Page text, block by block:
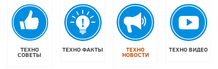
ТЕХНО
СОВЕТЫ
ТЕХНО ФАКТЫ ТЕХНО
НОВОСТИ
ТЕХНО ВИДЕО